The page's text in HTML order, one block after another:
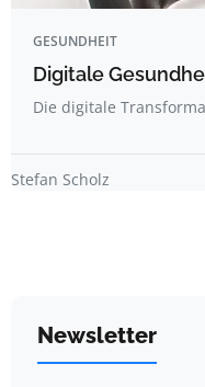
GESUNDHEIT
Digitale
Die digitale
Stefan Scholz
Newsletter